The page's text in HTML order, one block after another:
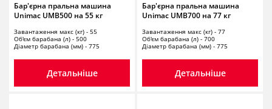
Бар'єрна пральна машина
Unimac UMB500 на 55 кг
Завантаження макс (кг) - 55
Об'єм барабана (л) - 500
Діаметр барабана (мм) - 775
Детальніше
Бар'єрна пральна машина
Unimac UMB700 на 77 кг
Завантаження макс (кг) - 77
Об'єм барабана (л) - 700
Діаметр барабана (мм) - 775
Детальніше